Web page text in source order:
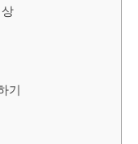
기